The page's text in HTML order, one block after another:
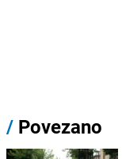
/ Povezano